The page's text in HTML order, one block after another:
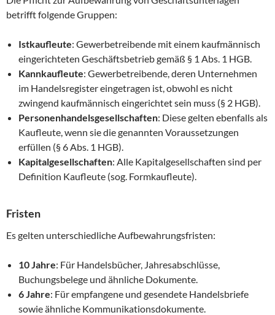
betrifft folgende Gruppen:
Istkaufleute: Gewerbetreibende mit einem kaufmännisch
eingerichteten Geschäftsbetrieb gemäß § 1 Abs. 1 HGB.
Kannkaufleute: Gewerbetreibende, deren Unternehmen
im Handelsregister eingetragen ist, obwohl es nicht
zwingend kaufmännisch eingerichtet sein muss (§ 2 HGB).
Personenhandelsgesellschaften: Diese gelten ebenfalls als
Kaufleute, wenn sie die genannten Voraussetzungen
erfüllen (§ 6 Abs. 1 HGB).
Kapitalgesellschaften: Alle Kapitalgesellschaften sind per
Definition Kaufleute (sog. Formkaufleute).
Fristen
Es gelten unterschiedliche Aufbewahrungsfristen:
10 Jahre: Für Handelsbücher, Jahresabschlüsse,
Buchungsbelege und ähnliche Dokumente.
6 Jahre: Für empfangene und gesendete Handelsbriefe
sowie ähnliche Kommunikationsdokumente.